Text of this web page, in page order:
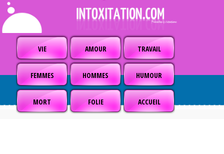
VIE AMOUR TRAVAIL
FEMMES HOMMES HUMOUR
MORT FOLIE ACCUEIL